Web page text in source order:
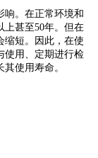
。在正常环境和
上甚至50年。但在
缩短。因此，在使
使用、定期进行检
使用寿命。